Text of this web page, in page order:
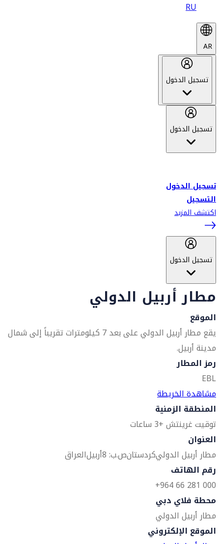
RU
AR
تسجيل الدخول
تسجيل الدخول
تسجيل الدخول
التسجيل
اكتشف المزيد
تسجيل الدخول
مطار أربيل الدولي
الموقع
يقع مطار أربيل الدولي على بعد 7 كيلومترات تقريباً إلى شمال
مدينة أربيل.
رمز المطار
EBL
مشاهدة الخريطة
المنطقة الزمنية
توقيت غرينتش +3 ساعات
العنوان
مطار أربيل الدوليكردستانص.ب: 8 أربيلالعراق
رقم الهاتف
000 281 66 964+
محطة فلاي دبي
مطار أربيل الدولي
الموقع الإلكتروني